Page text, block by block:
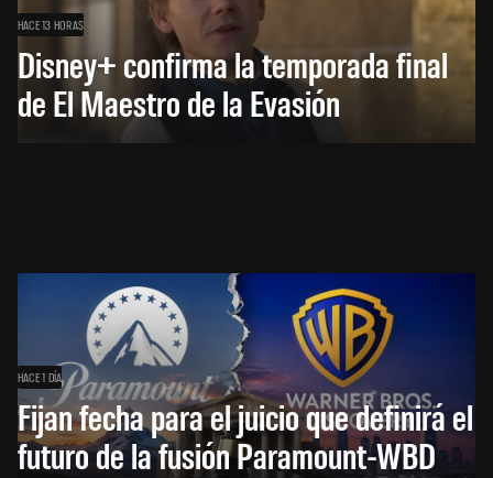
HACE 13 HORAS
Disney+ confirma la temporada final
de El Maestro de la Evasión
HACE 1 DÍA
Fijan fecha para el juicio que definirá el
futuro de la fusión Paramount-WBD